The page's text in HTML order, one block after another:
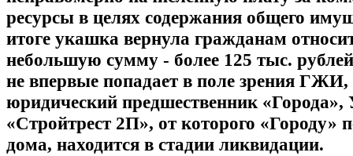
ресурсы в целях содержания общего
итоге укашка вернула гражданам
небольшую сумму - более 125 тыс.
не впервые попадает в поле зрения ГЖИ,
юридический предшественник
«Стройтрест 2П», от которого «Городу»
дома, находится в стадии ликвидации.